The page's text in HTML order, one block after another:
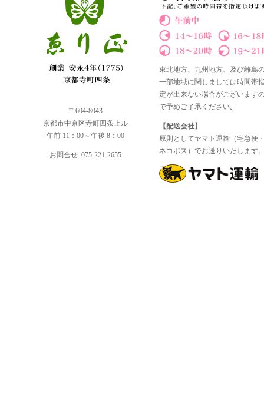
〒604-8043
京都市中京区寺町四条上ル
午前 11：00～午後 8：00
お問合せ: 075-221-2655
東北地方、九州地方、及び離島
一部地域に関しましては時間帯
定が出来ない場合がございます
で予めご了承ください｡
【配送会社】
原則としてヤマト運輸（宅急便
ネコポス）でお送りいたします